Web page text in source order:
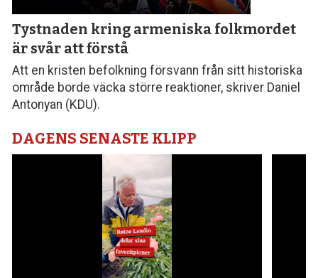
Tystnaden kring armeniska folk­mordet
är svår att förstå
Att en kristen befolkning försvann från sitt histo­riska
område borde väcka större reaktioner, skriver Daniel
Antonyan (KDU).
DAGENS SENASTE KLIPP